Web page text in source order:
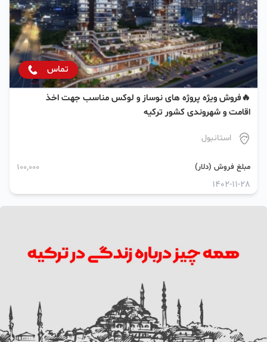
تماس
🔥فروش ویژه پروژه های نوساز و لوکس مناسب جهت اخذ
اقامت و شهروندی کشور ترکیه
استانبول
مبلغ فروش (دلار) 100,000
1402-11-28